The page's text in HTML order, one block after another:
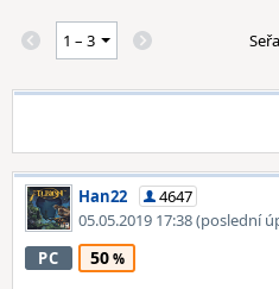
Han22
4647
05.05.2019 17:38(poslední
PC 50